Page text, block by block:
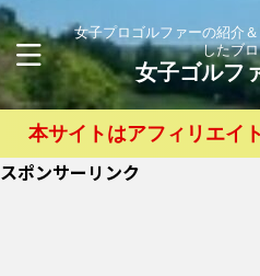
女子プロゴルファーの紹介
したブ
女子ゴルフ
本サイトはアフィリエイ
スポンサーリンク